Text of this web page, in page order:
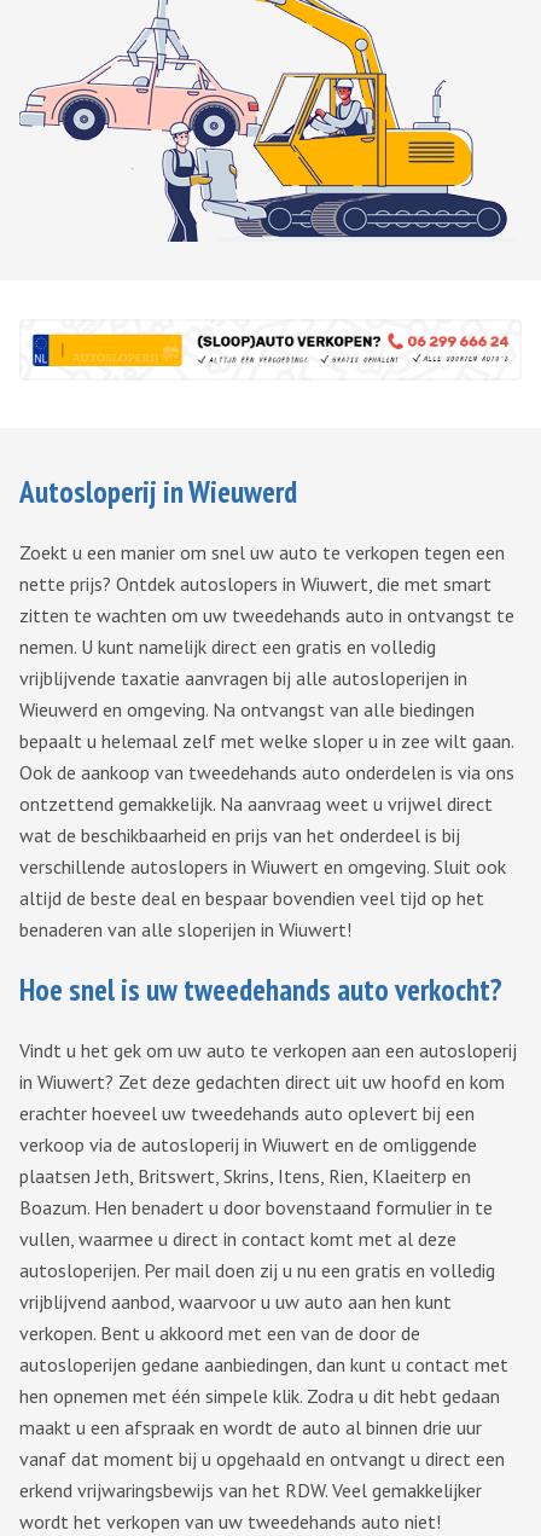
Autosloperij in Wieuwerd
Zoekt u een manier om snel uw auto te verkopen tegen een
nette prijs? Ontdek autoslopers in Wiuwert, die met smart
zitten te wachten om uw tweedehands auto in ontvangst te
nemen. U kunt namelijk direct een gratis en volledig
vrijblijvende taxatie aanvragen bij alle autosloperijen in
Wieuwerd en omgeving. Na ontvangst van alle biedingen
bepaalt u helemaal zelf met welke sloper u in zee wilt gaan.
Ook de aankoop van tweedehands auto onderdelen is via ons
ontzettend gemakkelijk. Na aanvraag weet u vrijwel direct
wat de beschikbaarheid en prijs van het onderdeel is bij
verschillende autoslopers in Wiuwert en omgeving. Sluit ook
altijd de beste deal en bespaar bovendien veel tijd op het
benaderen van alle sloperijen in Wiuwert!
Hoe snel is uw tweedehands auto verkocht?
Vindt u het gek om uw auto te verkopen aan een autosloperij
in Wiuwert? Zet deze gedachten direct uit uw hoofd en kom
erachter hoeveel uw tweedehands auto oplevert bij een
verkoop via de autosloperij in Wiuwert en de omliggende
plaatsen Jeth, Britswert, Skrins, Itens, Rien, Klaeiterp en
Boazum. Hen benadert u door bovenstaand formulier in te
vullen, waarmee u direct in contact komt met al deze
autosloperijen. Per mail doen zij u nu een gratis en volledig
vrijblijvend aanbod, waarvoor u uw auto aan hen kunt
verkopen. Bent u akkoord met een van de door de
autosloperijen gedane aanbiedingen, dan kunt u contact met
hen opnemen met één simpele klik. Zodra u dit hebt gedaan
maakt u een afspraak en wordt de auto al binnen drie uur
vanaf dat moment bij u opgehaald en ontvangt u direct een
erkend vrijwaringsbewijs van het RDW. Veel gemakkelijker
wordt het verkopen van uw tweedehands auto niet!